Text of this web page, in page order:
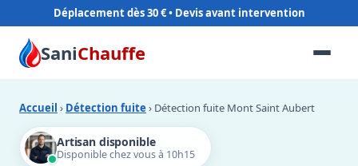
Déplacement dès 30 €
SaniChauffe
Accueil › Détection fuite › Détection fuite Mont Saint Aubert
Artisan disponible
Disponible chez vous à 10h15